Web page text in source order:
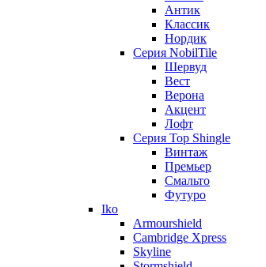
Антик
Классик
Нордик
Серия NobilTile
Шервуд
Вест
Верона
Акцент
Лофт
Серия Top Shingle
Винтаж
Премьер
Смальто
Футуро
Iko
Armourshield
Cambridge Xpress
Skyline